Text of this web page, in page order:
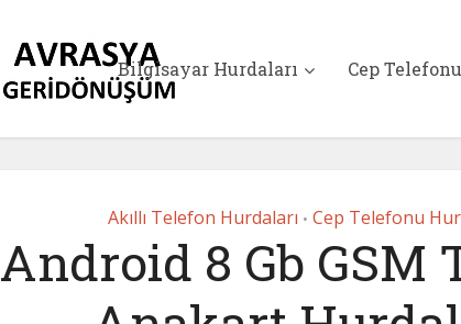
Bilgisayar Hurdaları Cep
Akıllı Telefon Hurdaları • Cep Telefonu
Android 8 Gb GSM